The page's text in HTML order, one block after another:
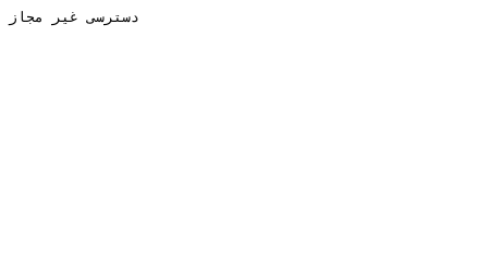
دسترسی غیر مجاز